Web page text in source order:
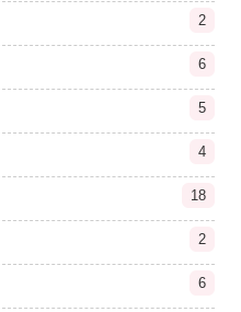
2
6
5
4
18
2
6